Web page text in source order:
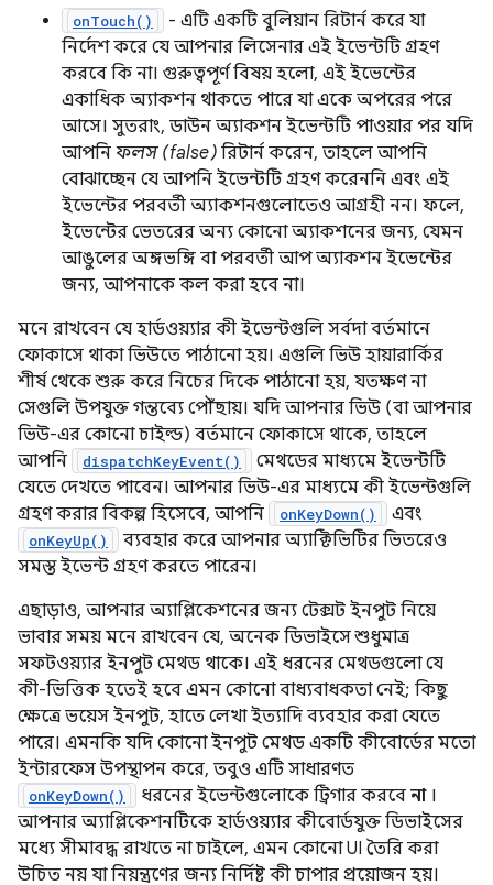
onTouch()
- এটি একটি বুলিয়ান রিটার্ন করে যা
নির্দেশ করে যে আপনার লিসেনার এই ইভেন্টটি গ্রহণ
করবে কি না। গুরুত্বপূর্ণ বিষয় হলো, এই ইভেন্টের
একাধিক অ্যাকশন থাকতে পারে যা একে অপরের পরে
আসে। সুতরাং, ডাউন অ্যাকশন ইভেন্টটি পাওয়ার পর যদি
আপনি ফলস (false) রিটার্ন করেন, তাহলে আপনি
বোঝাচ্ছেন যে আপনি ইভেন্টটি গ্রহণ করেননি এবং এই
ইভেন্টের পরবর্তী অ্যাকশনগুলোতেও আগ্রহী নন। ফলে,
ইভেন্টের ভেতরের অন্য কোনো অ্যাকশনের জন্য, যেমন
আঙুলের অঙ্গভঙ্গি বা পরবর্তী আপ অ্যাকশন ইভেন্টের
জন্য, আপনাকে কল করা হবে না।
মনে রাখবেন যে হার্ডওয়্যার কী ইভেন্টগুলি সর্বদা বর্তমানে
ফোকাসে থাকা ভিউতে পাঠানো হয়। এগুলি ভিউ হায়ারার্কির
শীর্ষ থেকে শুরু করে নিচের দিকে পাঠানো হয়, যতক্ষণ না
সেগুলি উপযুক্ত গন্তব্যে পৌঁছায়। যদি আপনার ভিউ (বা আপনার
ভিউ-এর কোনো চাইল্ড) বর্তমানে ফোকাসে থাকে, তাহলে
আপনি
dispatchKeyEvent()
মেথডের মাধ্যমে ইভেন্টটি
যেতে দেখতে পাবেন। আপনার ভিউ-এর মাধ্যমে কী ইভেন্টগুলি
গ্রহণ করার বিকল্প হিসেবে, আপনি
onKeyDown() এবং
onKeyUp()
ব্যবহার করে আপনার অ্যাক্টিভিটির ভিতরেও
সমস্ত ইভেন্ট গ্রহণ করতে পারেন।
এছাড়াও, আপনার অ্যাপ্লিকেশনের জন্য টেক্সট ইনপুট নিয়ে
ভাবার সময় মনে রাখবেন যে, অনেক ডিভাইসে শুধুমাত্র
সফটওয়্যার ইনপুট মেথড থাকে। এই ধরনের মেথডগুলো যে
কী-ভিত্তিক হতেই হবে এমন কোনো বাধ্যবাধকতা নেই; কিছু
ক্ষেত্রে ভয়েস ইনপুট, হাতে লেখা ইত্যাদি ব্যবহার করা যেতে
পারে। এমনকি যদি কোনো ইনপুট মেথড একটি কীবোর্ডের মতো
ইন্টারফেস উপস্থাপন করে, তবুও এটি সাধারণত
onKeyDown() ধরনের ইভেন্টগুলোকে ট্রিগার করবে না।
আপনার অ্যাপ্লিকেশনটিকে হার্ডওয়্যার কীবোর্ডযুক্ত ডিভাইসের
মধ্যে সীমাবদ্ধ রাখতে না চাইলে, এমন কোনো UI তৈরি করা
উচিত নয় যা নিয়ন্ত্রণের জন্য নির্দিষ্ট কী চাপার প্রয়োজন হয়।